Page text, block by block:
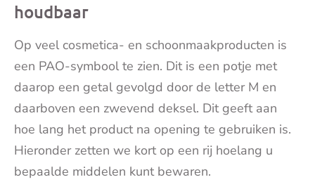
houdbaar
Op veel cosmetica- en schoonmaakproducten is
een PAO-symbool te zien. Dit is een potje met
daarop een getal gevolgd door de letter M en
daarboven een zwevend deksel. Dit geeft aan
hoe lang het product na opening te gebruiken is.
Hieronder zetten we kort op een rij hoelang u
bepaalde middelen kunt bewaren.